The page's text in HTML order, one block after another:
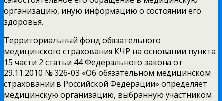
организацию, иную информацию о состоянии его
здоровья.
Территориальный фонд обязательного
медицинского страхования КЧР на основании пункта
15 части 2 статьи 44 Федерального закона от
29.11.2010 № 326-03 «Об обязательном медицинском
страховании в Российской Федерации» определяет
медицинскую организацию, выбранную участником